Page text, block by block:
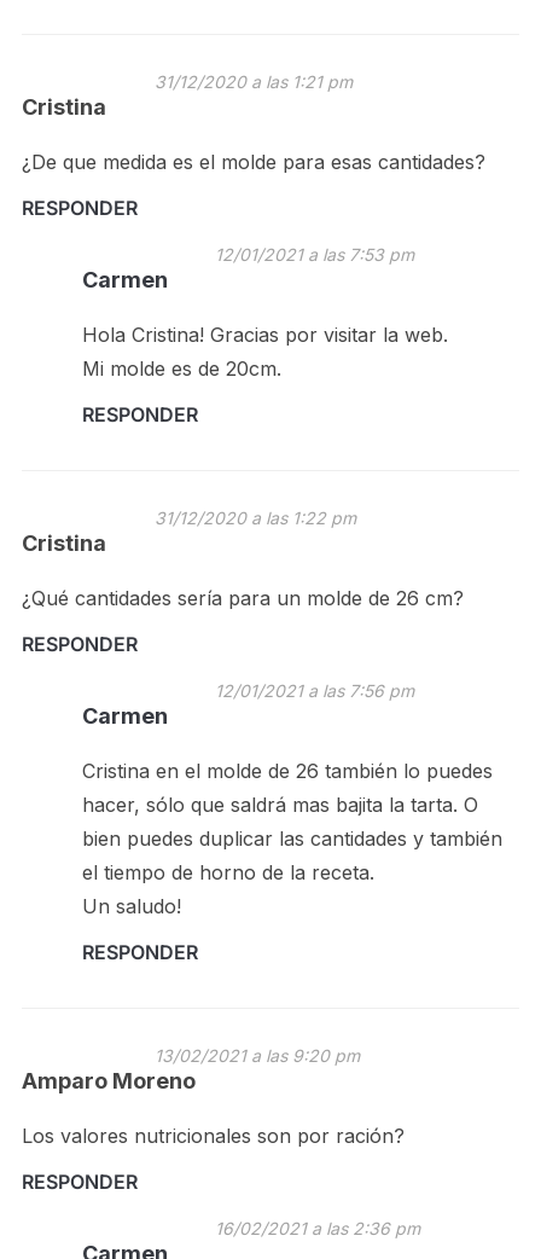
Cristina
31/12/2020 a las 1:21 pm
¿De que medida es el molde para esas cantidades?
RESPONDER
Carmen
12/01/2021 a las 7:53 pm
Hola Cristina! Gracias por visitar la web.
Mi molde es de 20cm.
RESPONDER
Cristina
31/12/2020 a las 1:22 pm
¿Qué cantidades sería para un molde de 26 cm?
RESPONDER
Carmen
12/01/2021 a las 7:56 pm
Cristina en el molde de 26 también lo puedes
hacer, sólo que saldrá mas bajita la tarta. O
bien puedes duplicar las cantidades y también
el tiempo de horno de la receta.
Un saludo!
RESPONDER
Amparo Moreno
13/02/2021 a las 9:20 pm
Los valores nutricionales son por ración?
RESPONDER
Carmen
16/02/2021 a las 2:36 pm